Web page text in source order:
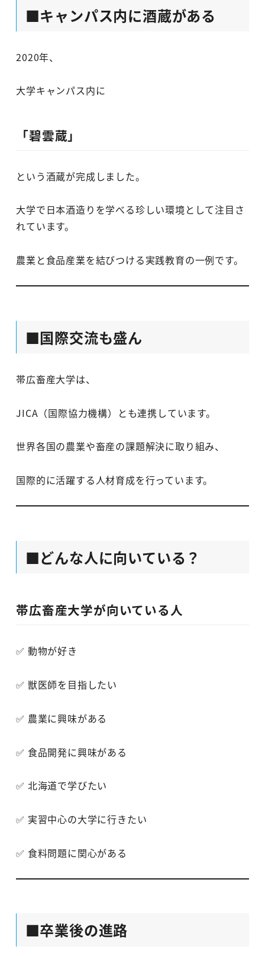
■キャンパス内に酒蔵がある
2020年、
大学キャンパス内に
「碧雲蔵」
という酒蔵が完成しました。
大学で日本酒造りを学べる珍しい環境として注目さ
れています。
農業と食品産業を結びつける実践教育の一例です。
■国際交流も盛ん
帯広畜産大学は、
JICA（国際協力機構）とも連携しています。
世界各国の農業や畜産の課題解決に取り組み、
国際的に活躍する人材育成を行っています。
■どんな人に向いている？
帯広畜産大学が向いている人
✅ 動物が好き
✅ 獣医師を目指したい
✅ 農業に興味がある
✅ 食品開発に興味がある
✅ 北海道で学びたい
✅ 実習中心の大学に行きたい
✅ 食料問題に関心がある
■卒業後の進路